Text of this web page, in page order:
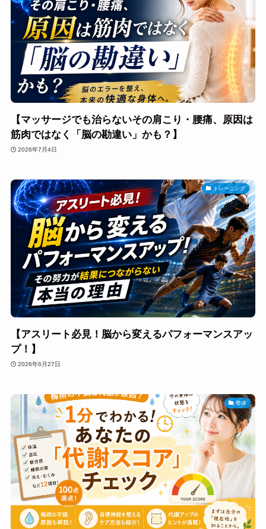
【マッサージでも治らないその肩こり・腰痛、原因は
筋肉ではなく「脳の勘違い」かも？】
2026年7月4日
トレーニング
【アスリート必見！脳から変えるパフォーマンスアッ
プ！】
2026年6月27日
整体